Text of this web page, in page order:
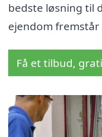
bedste løsning til
ejendom
Få et tilbud,